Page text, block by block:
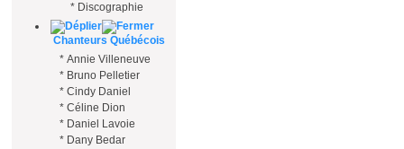
* Discographie
Chanteurs Québécois
* Annie Villeneuve
* Bruno Pelletier
* Cindy Daniel
* Céline Dion
* Daniel Lavoie
* Dany Bedar